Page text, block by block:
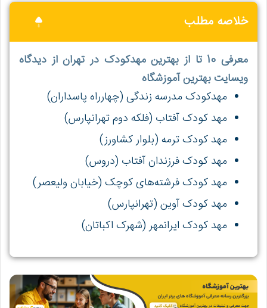
خلاصه مطلب
معرفی 10 تا از بهترین مهدکودک در تهران از دیدگاه
ویسایت بهترین آموزشگاه
مهدکودک مدرسه زندگی (چهارراه پاسداران)
مهد کودک آفتاب (فلکه دوم تهرانپارس)
مهد کودک ترمه (بلوار کشاورز)
مهد کودک فرزندان آفتاب (دروس)
مهد کودک فرشته‌های کوچک (خیابان ولیعصر)
مهد کودک آوین (تهرانپارس)
مهد کودک ایرانمهر (شهرک اکباتان)